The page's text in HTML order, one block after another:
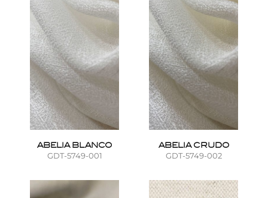
ABELIA BLANCO
GDT-5749-001
ABELIA CRUDO
GDT-5749-002